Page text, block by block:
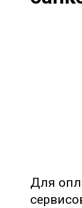
Для